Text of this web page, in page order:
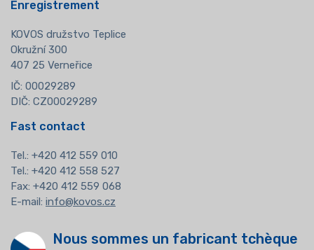
Enregistrement
KOVOS družstvo Teplice
Okružní 300
407 25 Verneřice
IČ: 00029289
DIČ: CZ00029289
Fast contact
Tel.: +420 412 559 010
Tel.: +420 412 558 527
Fax: +420 412 559 068
E-mail: info@kovos.cz
Nous sommes un fabricant tchèque